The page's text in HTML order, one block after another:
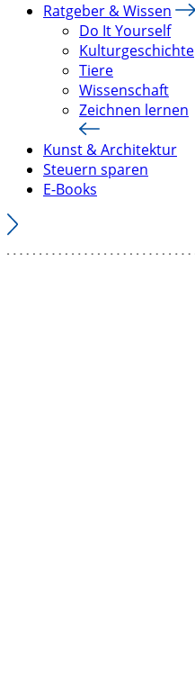
Ratgeber & Wissen
Do It Yourself
Kulturgeschichte
Tiere
Wissenschaft
Zeichnen lernen
Kunst & Architektur
Steuern sparen
E-Books